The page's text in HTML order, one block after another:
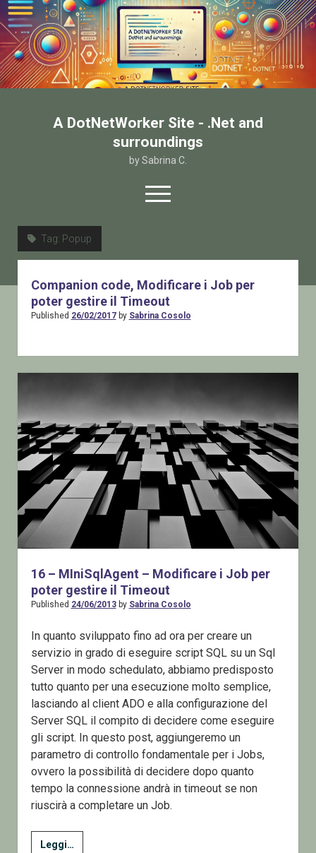
A DotNetWorker Site - .Net and
surroundings
by Sabrina C.
open
menu
Chi sono
Contatto
Tag: Popup
Companion code, Modificare i Job per
poter gestire il Timeout
Published 26/02/2017by Sabrina Cosolo
16 – MIniSqlAgent – Modificare i Job per
poter gestire il Timeout
Published 24/06/2013by Sabrina Cosolo
In quanto sviluppato fino ad ora per creare un
servizio in grado di eseguire script SQL su un Sql
Server in modo schedulato, abbiamo predisposto
tutto quanto per una esecuzione molto semplice,
lasciando al client ADO e alla configurazione del
Server SQL il compito di decidere come eseguire
gli script. In questo post, aggiungeremo un
parametro di controllo fondamentale per i Jobs,
ovvero la possibilità di decidere dopo quanto
tempo la connessione andrà in timeout se non
riuscirà a completare un Job.
Leggi…16